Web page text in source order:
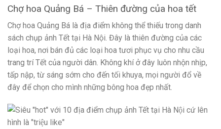
Chợ hoa Quảng Bá – Thiên đường của hoa tết
Chợ hoa Quảng Bá là địa điểm không thể thiếu trong danh
sách chụp ảnh Tết tại Hà Nội. Đây là thiên đường của các
loại hoa, nơi bán đủ các loại hoa tươi phục vụ cho nhu cầu
trang trí Tết của người dân. Không khí ở đây luôn nhộn nhịp,
tấp nập, từ sáng sớm cho đến tối khuya, mọi người đổ về
đây để chọn cho mình những bông hoa đẹp nhất.